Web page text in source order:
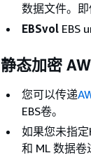
数据文件。即
EBSvol EBS
静态加密
您可以传递
EBS卷。
如果您未指
和 ML 数据卷